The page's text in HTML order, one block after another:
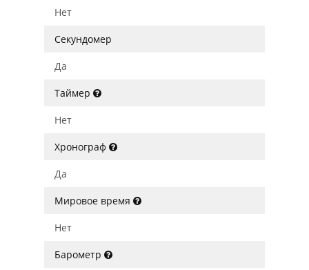
Нет
Секундомер
Да
Таймер
Нет
Хронограф
Да
Мировое время
Нет
Барометр